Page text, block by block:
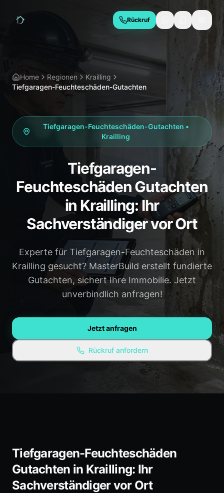
Rückruf
Hauskaufberatung
Bauabnahme
Schimmelgutachten
Energieberatung
Due Diligence
München
Geretsried
Wolfratshausen
Bad Tölz
Starnberg
Holzkirchen
Weilheim
Penzberg
Alle Regionen →
WISSEN & RESSOURCEN
Experten-Empfehlungen
Kostenlose Ressourcen
FAQ
0152 05792664
Home Regionen
Krailling
Tiefgaragen-Feuchteschäden-Gutachten
Tiefgaragen-Feuchteschäden-Gutachten •
Krailling
Tiefgaragen-
Feuchteschäden Gutachten
in Krailling: Ihr
Sachverständiger vor Ort
Experte für Tiefgaragen-Feuchteschäden in
Krailling gesucht? MasterBuild erstellt fundierte
Gutachten, sichert Ihre Immobilie. Jetzt
unverbindlich anfragen!
Jetzt anfragen
Rückruf anfordern
Tiefgaragen-Feuchteschäden
Gutachten in Krailling: Ihr
Sachverständiger vor Ort